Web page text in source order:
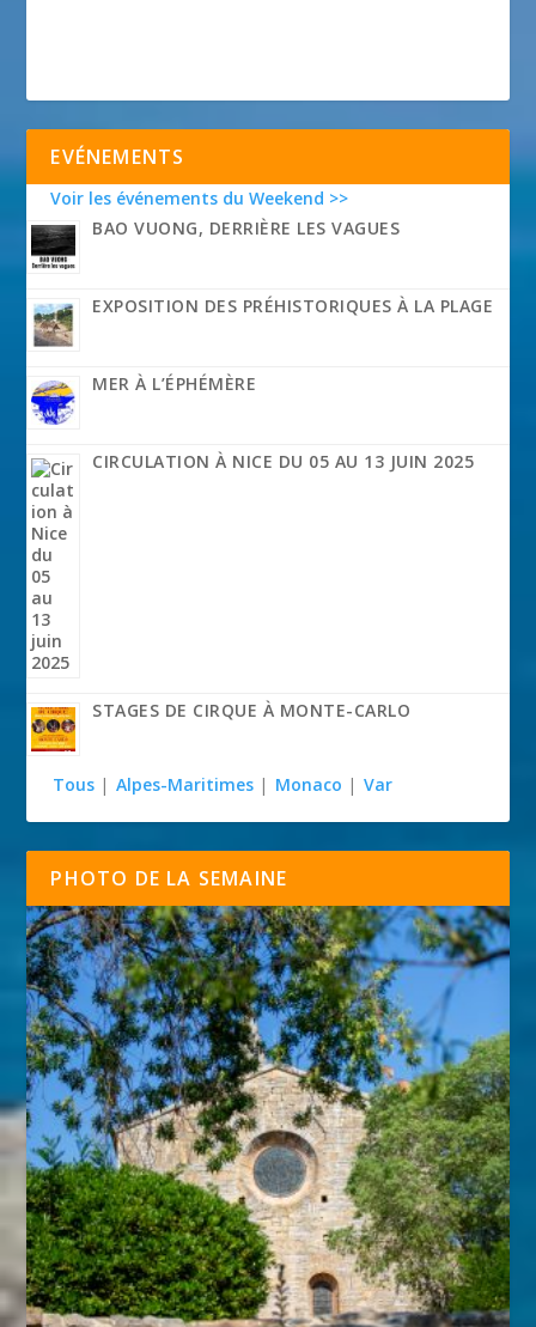
EVÉNEMENTS
Voir les événements du Weekend >>
BAO VUONG, DERRIÈRE LES VAGUES
EXPOSITION DES PRÉHISTORIQUES À LA PLAGE
MER À L’ÉPHÉMÈRE
CIRCULATION À NICE DU 05 AU 13 JUIN 2025
STAGES DE CIRQUE À MONTE-CARLO
Tous | Alpes-Maritimes | Monaco | Var
PHOTO DE LA SEMAINE